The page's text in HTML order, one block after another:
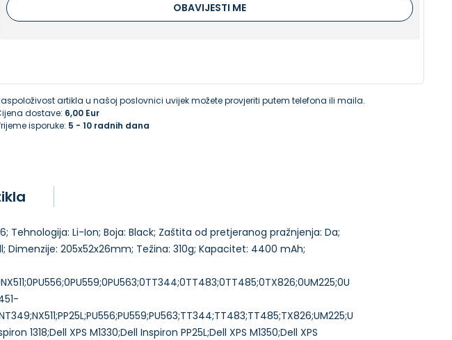
OBAVIJESTI ME
artikla u našoj poslovnici uvijek možete provjeriti putem telefona ili maila.
dostave: 6,00 Eur
isporuke: 5 - 10 radnih dana
Tehnologija: Li-Ion; Boja: Black; Zaštita od pretjeranog pražnjenja: Da;
Dimenzije: 205x52x26mm; Težina: 310g; Kapacitet: 4400 mAh;
1318;Dell XPS M1330;Dell Inspiron PP25L;Dell XPS M1350;Dell XPS